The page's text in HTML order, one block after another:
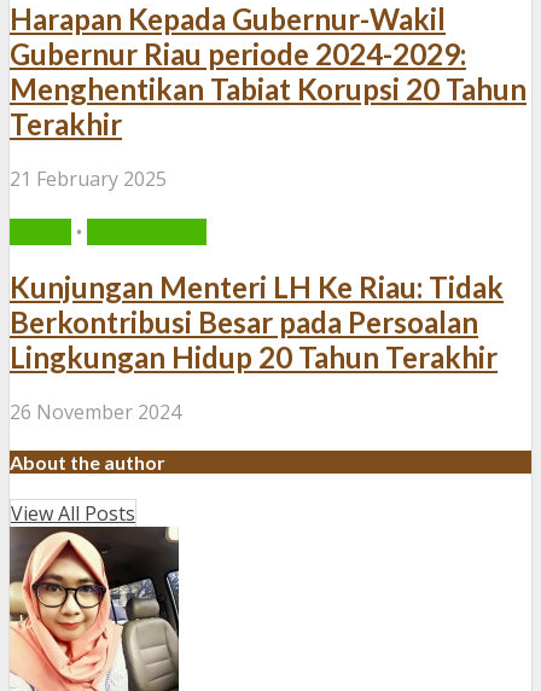
Harapan Kepada Gubernur-Wakil
Gubernur Riau periode 2024-2029:
Menghentikan Tabiat Korupsi 20 Tahun
Terakhir
21 February 2025
•
Kunjungan Menteri LH Ke Riau: Tidak
Berkontribusi Besar pada Persoalan
Lingkungan Hidup 20 Tahun Terakhir
26 November 2024
About the author
View All Posts